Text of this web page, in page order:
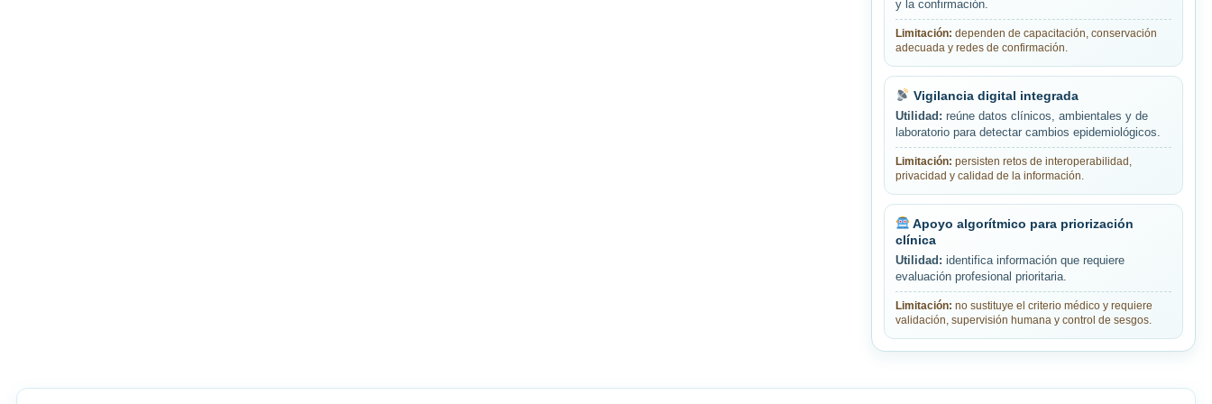
y la confirmación.
Limitación: dependen de capacitación, conservación
adecuada y redes de confirmación.
Vigilancia digital integrada
Utilidad: reúne datos clínicos, ambientales y de
laboratorio para detectar cambios epidemiológicos.
Limitación: persisten retos de interoperabilidad,
privacidad y calidad de la información.
Apoyo algorítmico para priorización
clínica
Utilidad: identifica información que requiere
evaluación profesional prioritaria.
Limitación: no sustituye el criterio médico y requiere
validación, supervisión humana y control de sesgos.